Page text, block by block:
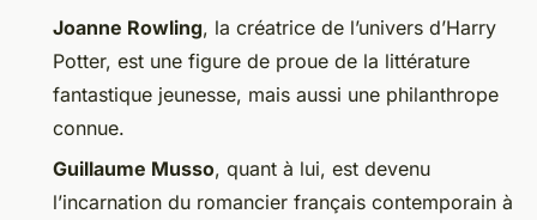
Joanne Rowling, la créatrice de l’univers d’Harry
Potter, est une figure de proue de la littérature
fantastique jeunesse, mais aussi une philanthrope
connue.
Guillaume Musso, quant à lui, est devenu
l’incarnation du romancier français contemporain à